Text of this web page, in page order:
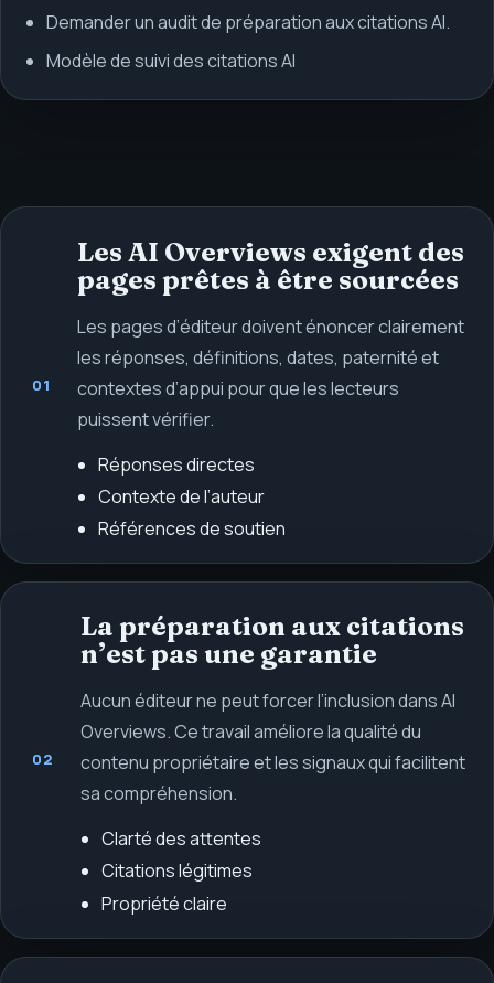
Demander un audit de préparation aux citations AI.
Modèle de suivi des citations AI
01
Les AI Overviews exigent des
pages prêtes à être sourcées
Les pages d’éditeur doivent énoncer clairement
les réponses, définitions, dates, paternité et
contextes d’appui pour que les lecteurs
puissent vérifier.
Réponses directes
Contexte de l’auteur
Références de soutien
02
La préparation aux citations
n’est pas une garantie
Aucun éditeur ne peut forcer l’inclusion dans AI
Overviews. Ce travail améliore la qualité du
contenu propriétaire et les signaux qui facilitent
sa compréhension.
Clarté des attentes
Citations légitimes
Propriété claire